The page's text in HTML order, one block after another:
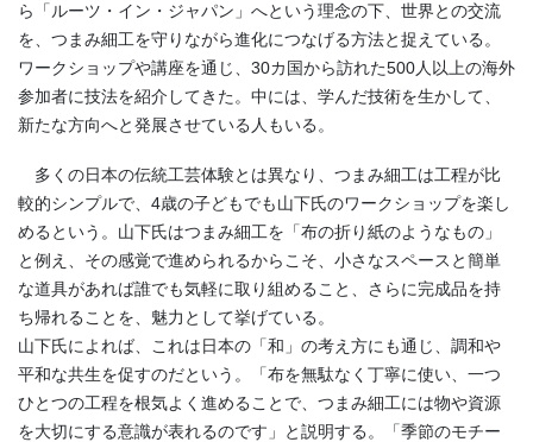
ら「ルーツ・イン・ジャパン」へという理念の下、世界との交流
を、つまみ細工を守りながら進化につなげる方法と捉えている。
ワークショップや講座を通じ、30カ国から訪れた500人以上の海外
参加者に技法を紹介してきた。中には、学んだ技術を生かして、
新たな方向へと発展させている人もいる。
多くの日本の伝統工芸体験とは異なり、つまみ細工は工程が比
較的シンプルで、4歳の子どもでも山下氏のワークショップを楽し
めるという。山下氏はつまみ細工を「布の折り紙のようなもの」
と例え、その感覚で進められるからこそ、小さなスペースと簡単
な道具があれば誰でも気軽に取り組めること、さらに完成品を持
ち帰れることを、魅力として挙げている。
山下氏によれば、これは日本の「和」の考え方にも通じ、調和や
平和な共生を促すのだという。「布を無駄なく丁寧に使い、一つ
ひとつの工程を根気よく進めることで、つまみ細工には物や資源
を大切にする意識が表れるのです」と説明する。「季節のモチー